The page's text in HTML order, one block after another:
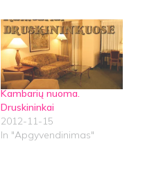
Kambarių nuoma.
Druskininkai
2012-11-15
In "Apgyvendinimas"